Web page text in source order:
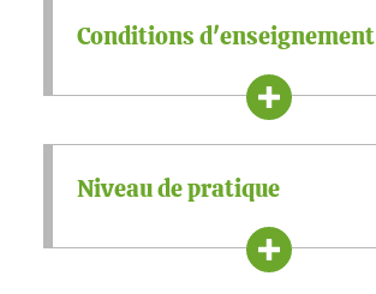
Conditions d'enseignement
Niveau de pratique